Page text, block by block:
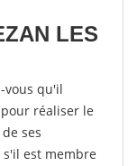
LES
vous qu'il
réaliser le
ses
est membre